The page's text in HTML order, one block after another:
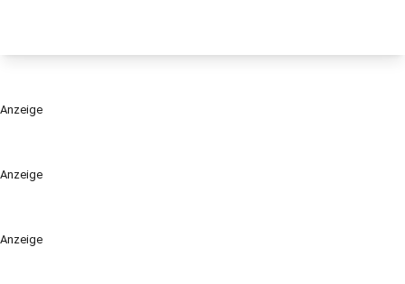
Anzeige
Anzeige
Anzeige